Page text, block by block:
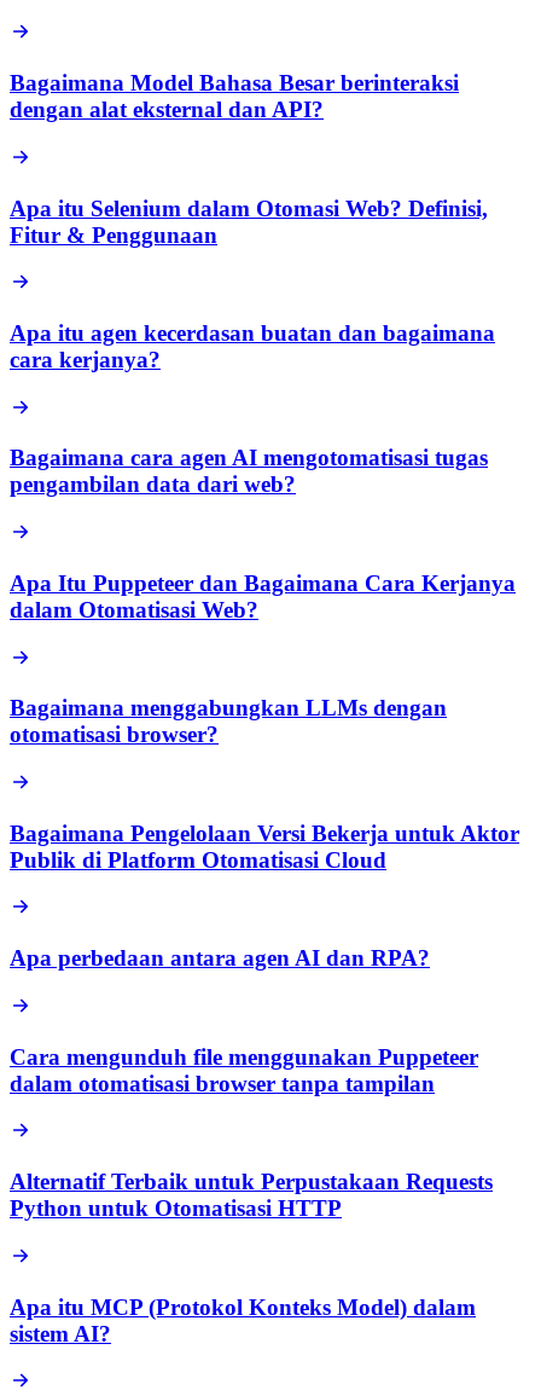
Bagaimana Model Bahasa Besar berinteraksi
dengan alat eksternal dan API?
Apa itu Selenium dalam Otomasi Web? Definisi,
Fitur & Penggunaan
Apa itu agen kecerdasan buatan dan bagaimana
cara kerjanya?
Bagaimana cara agen AI mengotomatisasi tugas
pengambilan data dari web?
Apa Itu Puppeteer dan Bagaimana Cara Kerjanya
dalam Otomatisasi Web?
Bagaimana menggabungkan LLMs dengan
otomatisasi browser?
Bagaimana Pengelolaan Versi Bekerja untuk Aktor
Publik di Platform Otomatisasi Cloud
Apa perbedaan antara agen AI dan RPA?
Cara mengunduh file menggunakan Puppeteer
dalam otomatisasi browser tanpa tampilan
Alternatif Terbaik untuk Perpustakaan Requests
Python untuk Otomatisasi HTTP
Apa itu MCP (Protokol Konteks Model) dalam
sistem AI?